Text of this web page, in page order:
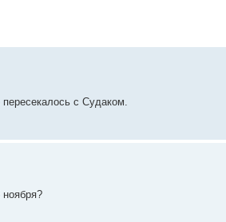
с Судаком.
ноября?